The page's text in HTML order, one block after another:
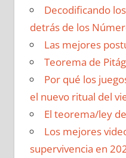
Decodificando
detrás de los
Las mejores
Teorema de
Por qué los
el nuevo ritual del
El teorema/ley
Los mejores
supervivencia en